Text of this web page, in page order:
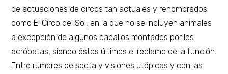
de actuaciones de circos tan actuales y renombrados
como El Circo del Sol, en la que no se incluyen animales
a excepción de algunos caballos montados por los
acróbatas, siendo éstos últimos el reclamo de la función.
Entre rumores de secta y visiones utópicas y con las